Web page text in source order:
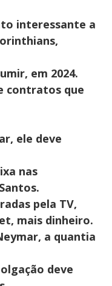
interessante a
em 2024.
contratos que
ele deve
nas
pela TV,
mais dinheiro.
a quantia
deve